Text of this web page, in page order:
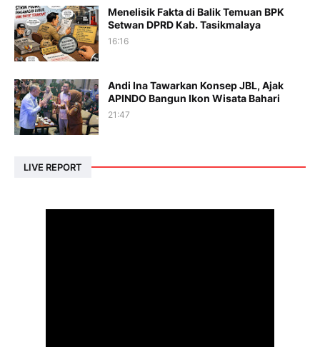
Menelisik Fakta di Balik Temuan BPK
Setwan DPRD Kab. Tasikmalaya
16:16
Andi Ina Tawarkan Konsep JBL, Ajak
APINDO Bangun Ikon Wisata Bahari
21:47
LIVE REPORT